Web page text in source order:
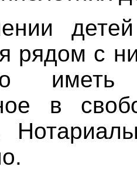
рядом с
иметь
в